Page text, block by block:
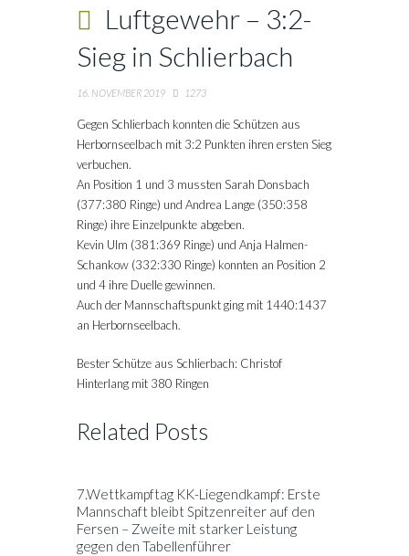
Luftgewehr – 3:2-
Sieg in Schlierbach
16. NOVEMBER 2019 1273
Gegen Schlierbach konnten die Schützen aus
Herbornseelbach mit 3:2 Punkten ihren ersten Sieg
verbuchen.
An Position 1 und 3 mussten Sarah Donsbach
(377:380 Ringe) und Andrea Lange (350:358
Ringe) ihre Einzelpunkte abgeben.
Kevin Ulm (381:369 Ringe) und Anja Halmen-
Schankow (332:330 Ringe) konnten an Position 2
und 4 ihre Duelle gewinnen.
Auch der Mannschaftspunkt ging mit 1440:1437
an Herbornseelbach.
Bester Schütze aus Schlierbach: Christof
Hinterlang mit 380 Ringen
Related Posts
7.Wettkampftag KK-Liegendkampf: Erste
Mannschaft bleibt Spitzenreiter auf den
Fersen – Zweite mit starker Leistung
gegen den Tabellenführer